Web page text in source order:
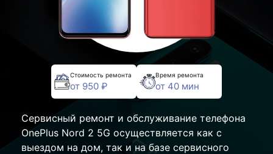
Стоимость ремонта
от 950 ₽
Время ремонта
от 40 мин
Сервисный ремонт и обслуживание телефона
OnePlus Nord 2 5G осуществляется как с
выездом на дом, так и на базе сервисного